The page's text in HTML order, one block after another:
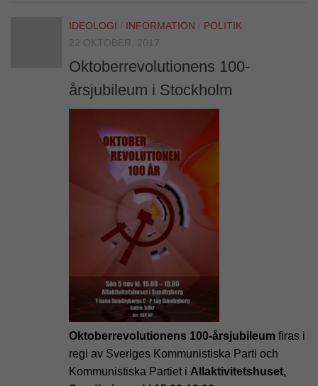
IDEOLOGI / INFORMATION / POLITIK
22 OKTOBER, 2017
Oktoberrevolutionens 100-
årsjubileum i Stockholm
Oktoberrevolutionens 100-årsjubileum firas i
regi av Sveriges Kommunistiska Parti och
Kommunistiska Partiet i Allaktivitetshuset,